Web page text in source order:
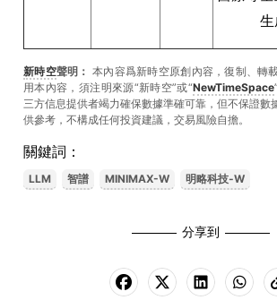
生
新時空聲明： 本內容爲新時空原創內容，復制、轉
用本內容，須注明來源“新時空”或“NewTimeSpace
三方信息提供者竭力確保數據準確可靠，但不保證數
供參考，不構成任何投資建議，交易風險自擔。
關鍵詞：
LLM 智譜 MINIMAX-W 明略科技-W
分享到